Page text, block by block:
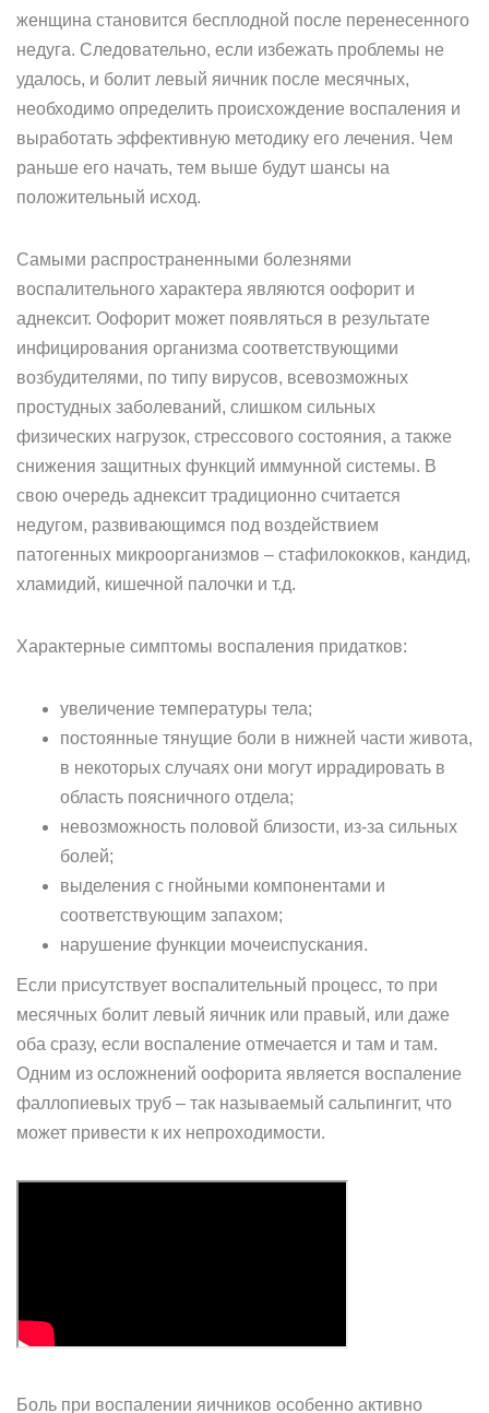
женщина становится бесплодной после перенесенного
недуга. Следовательно, если избежать проблемы не
удалось, и болит левый яичник после месячных,
необходимо определить происхождение воспаления и
выработать эффективную методику его лечения. Чем
раньше его начать, тем выше будут шансы на
положительный исход.
Самыми распространенными болезнями
воспалительного характера являются оофорит и
аднексит. Оофорит может появляться в результате
инфицирования организма соответствующими
возбудителями, по типу вирусов, всевозможных
простудных заболеваний, слишком сильных
физических нагрузок, стрессового состояния, а также
снижения защитных функций иммунной системы. В
свою очередь аднексит традиционно считается
недугом, развивающимся под воздействием
патогенных микроорганизмов – стафилококков, кандид,
хламидий, кишечной палочки и т.д.
Характерные симптомы воспаления придатков:
увеличение температуры тела;
постоянные тянущие боли в нижней части живота,
в некоторых случаях они могут иррадировать в
область поясничного отдела;
невозможность половой близости, из-за сильных
болей;
выделения с гнойными компонентами и
соответствующим запахом;
нарушение функции мочеиспускания.
Если присутствует воспалительный процесс, то при
месячных болит левый яичник или правый, или даже
оба сразу, если воспаление отмечается и там и там.
Одним из осложнений оофорита является воспаление
фаллопиевых труб – так называемый сальпингит, что
может привести к их непроходимости.
Боль при воспалении яичников особенно активно